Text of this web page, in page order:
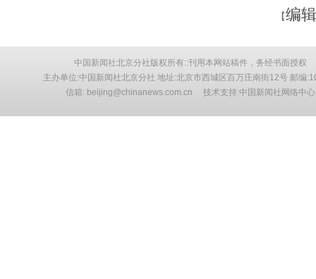
【编
中国新闻社北京分社版权所有::刊用本网站稿件，务经书面授权
主办单位:中国新闻社北京分社 地址:北京市西城区百万庄南街12号 邮编
信箱: beijing@chinanews.com.cn 技术支持:中国新闻社网络中心